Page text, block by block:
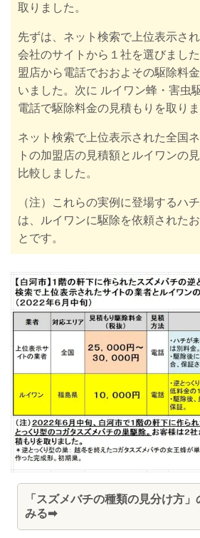
取りました。
先ずは、ネット検索で上位表示さ
会社のサイト から１社を選びました
盟店から電話でおおよその駆除料
い ました。 次に ルイワン蜂・害虫
電話で駆除料金の見積もりを取りま
ネット検索で上位表示された全国
トの加盟店の見積額とルイワンの
比較しました。
（注）これらの実例に登場するハ
は、ルイワンに駆除を依頼された
とです。
「スズメバチの種類の見分け方
みる➡